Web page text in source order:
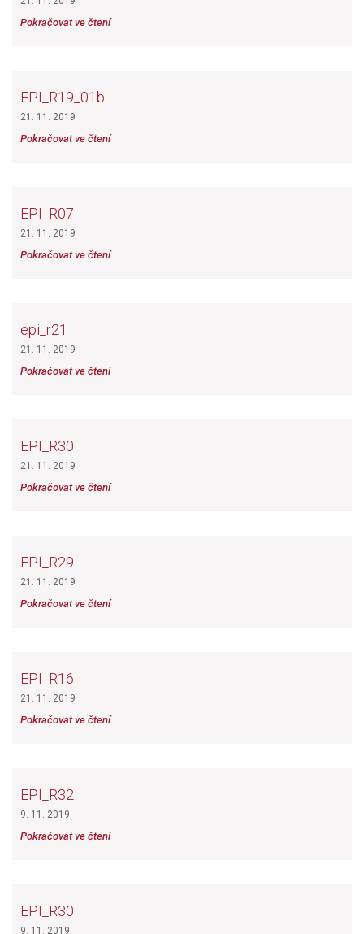
Pokračovat ve čtení
EPI_R19_01b
21. 11. 2019
Pokračovat ve čtení
EPI_R07
21. 11. 2019
Pokračovat ve čtení
epi_r21
21. 11. 2019
Pokračovat ve čtení
EPI_R30
21. 11. 2019
Pokračovat ve čtení
EPI_R29
21. 11. 2019
Pokračovat ve čtení
EPI_R16
21. 11. 2019
Pokračovat ve čtení
EPI_R32
9. 11. 2019
Pokračovat ve čtení
EPI_R30
9. 11. 2019